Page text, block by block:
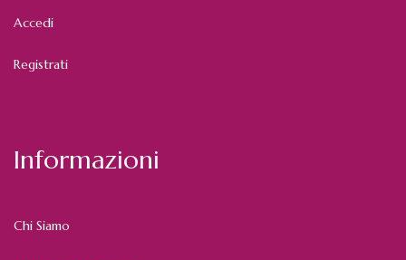
Accedi
Registrati
Informazioni
Chi Siamo